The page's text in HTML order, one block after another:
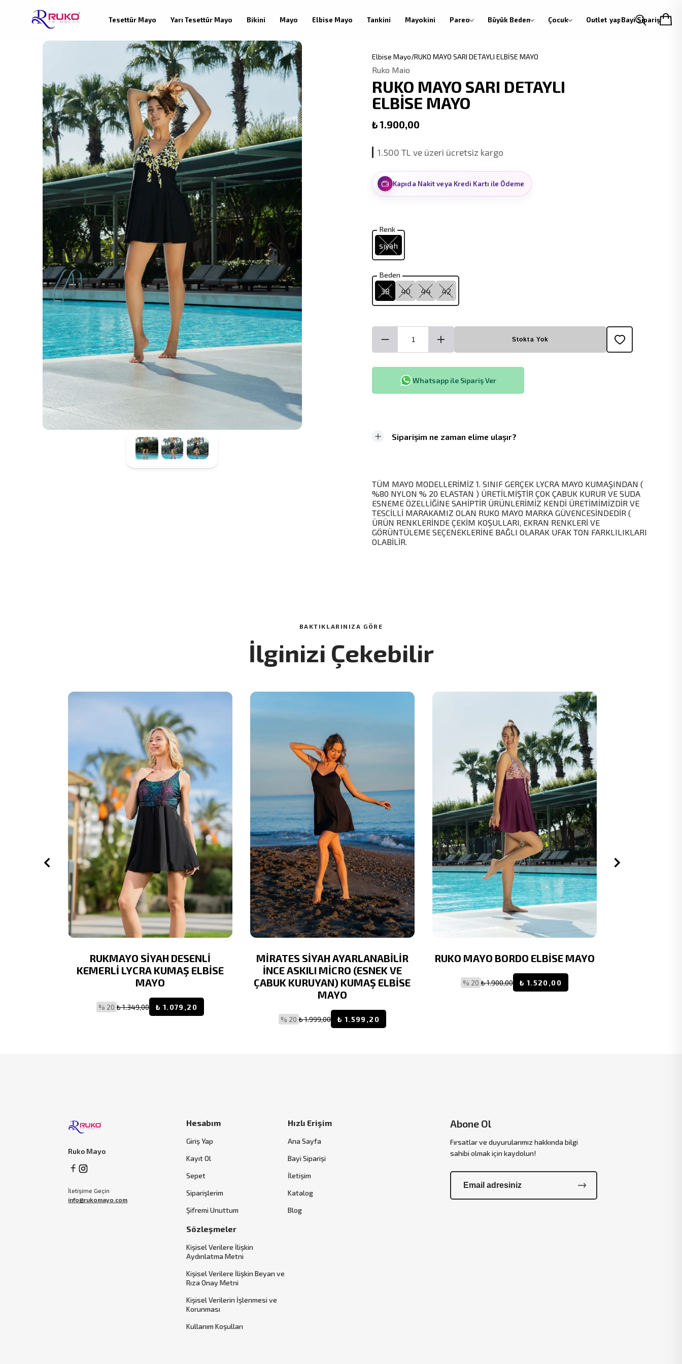
Tesettür Mayo Yarı Tesettür Mayo Bikini Mayo Elbise Mayo Tankini Mayokini Pareo Büyük Beden Çocuk Outlet Bayi Siparişi
Giriş yap
Elbise Mayo RUKO MAYO SARI DETAYLI ELBİSE MAYO
Ruko Maio
RUKO MAYO SARI DETAYLI
ELBİSE MAYO
₺ 1.900,00
1.500 TL ve üzeri ücretsiz kargo
Kapıda Nakit veya Kredi Kartı ile Ödeme
Renk
siyah
Beden
38 40 44 42
Stokta Yok
Whatsapp ile Sipariş Ver
Siparişim ne zaman elime ulaşır?
TÜM MAYO MODELLERİMİZ 1. SINIF GERÇEK LYCRA MAYO KUMAŞINDAN (
%80 NYLON % 20 ELASTAN ) ÜRETİLMİŞTİR ÇOK ÇABUK KURUR VE SUDA
ESNEME ÖZELLİĞİNE SAHİPTİR ÜRÜNLERİMİZ KENDİ ÜRETİMİMİZDİR VE
TESCİLLİ MARAKAMIZ OLAN RUKO MAYO MARKA GÜVENCESİNDEDİR (
ÜRÜN RENKLERİNDE ÇEKİM KOŞULLARI, EKRAN RENKLERİ VE
GÖRÜNTÜLEME SEÇENEKLERİNE BAĞLI OLARAK UFAK TON FARKLILIKLARI
OLABİLİR.
BAKTIKLARINIZA GÖRE
İlginizi Çekebilir
RUKMAYO SİYAH DESENLİ
KEMERLİ LYCRA KUMAŞ ELBİSE
MAYO
% 20 ₺ 1.349,00 ₺ 1.079,20
MİRATES SİYAH AYARLANABİLİR
İNCE ASKILI MİCRO (ESNEK VE
ÇABUK KURUYAN) KUMAŞ ELBİSE
MAYO
% 20 ₺ 1.999,00 ₺ 1.599,20
RUKO MAYO BORDO ELBİSE MAYO
% 20 ₺ 1.900,00 ₺ 1.520,00
Ruko Mayo
İletişime Geçin
info@rukomayo.com
Hesabım
Giriş Yap
Kayıt Ol
Sepet
Siparişlerim
Şifremi Unuttum
Hızlı Erişim
Ana Sayfa
Bayi Siparişi
İletişim
Katalog
Blog
Sözleşmeler
Kişisel Verilere İlişkin
Aydınlatma Metni
Kişisel Verilere İlişkin Beyan ve
Rıza Onay Metni
Kişisel Verilerin İşlenmesi ve
Korunması
Kullanım Koşulları
Abone Ol
Fırsatlar ve duyurularımız hakkında bilgi
sahibi olmak için kaydolun!